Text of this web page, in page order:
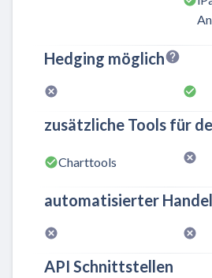
Hedging möglich
zusätzliche Tools für
Charttools
automatisierter
API Schnittstellen